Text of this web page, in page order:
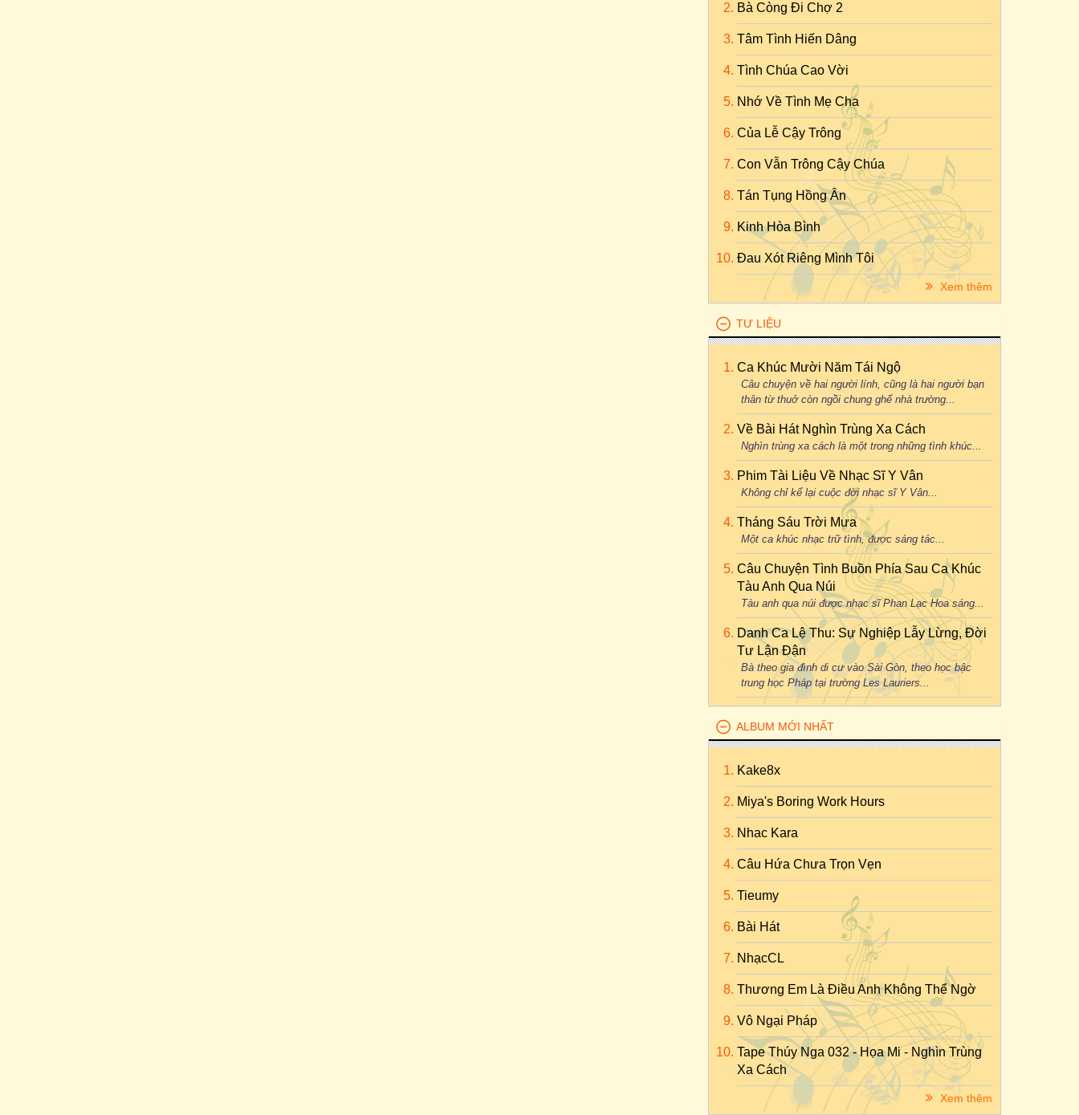
Bà Còng Đi Chợ 2
Tâm Tình Hiến Dâng
Tình Chúa Cao Vời
Nhớ Về Tình Mẹ Cha
Của Lễ Cậy Trông
Con Vẫn Trông Cậy Chúa
Tán Tụng Hồng Ân
Kinh Hòa Bình
Đau Xót Riêng Mình Tôi
Xem thêm
TƯ LIỆU
Ca Khúc Mười Năm Tái Ngộ
Câu chuyện về hai người lính, cũng là hai người bạn
thân từ thuở còn ngồi chung ghế nhà trường...
Về Bài Hát Nghìn Trùng Xa Cách
Nghìn trùng xa cách là một trong những tình khúc...
Phim Tài Liệu Về Nhạc Sĩ Y Vân
Không chỉ kể lại cuộc đời nhạc sĩ Y Vân...
Tháng Sáu Trời Mưa
Một ca khúc nhạc trữ tình, được sáng tác...
Câu Chuyện Tình Buồn Phía Sau Ca Khúc
Tàu Anh Qua Núi
Tàu anh qua núi được nhạc sĩ Phan Lạc Hoa sáng...
Danh Ca Lệ Thu: Sự Nghiệp Lẫy Lừng, Đời
Tư Lận Đận
Bà theo gia đình di cư vào Sài Gòn, theo học bậc
trung học Pháp tại trường Les Lauriers...
ALBUM MỚI NHẤT
Kake8x
Miya's Boring Work Hours
Nhac Kara
Câu Hứa Chưa Trọn Vẹn
Tieumy
Bài Hát
NhạcCL
Thương Em Là Điều Anh Không Thể Ngờ
Vô Ngại Pháp
Tape Thúy Nga 032 - Họa Mi - Nghìn Trùng
Xa Cách
Xem thêm